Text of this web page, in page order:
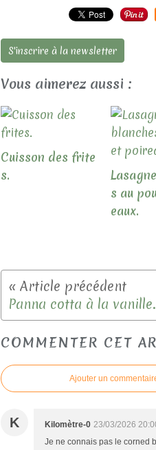
S'inscrire à la newsletter
Vous aimerez aussi :
Cuisson des frite
s.
s au
eaux.
Panna cotta à la vanille.
COMMENTER CET
Ajouter un
K Kilomètre-0 23/03/2026
Je ne connais pas le corned